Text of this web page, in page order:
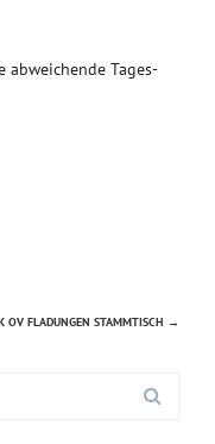
Tages-
OV FLADUNGEN STAMMTISCH →